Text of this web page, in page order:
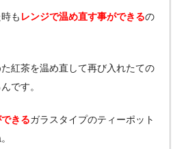
も レンジで温め直す事ができるの
紅茶を温め直して再び入れたての
です。
きるガラスタイプのティーポット